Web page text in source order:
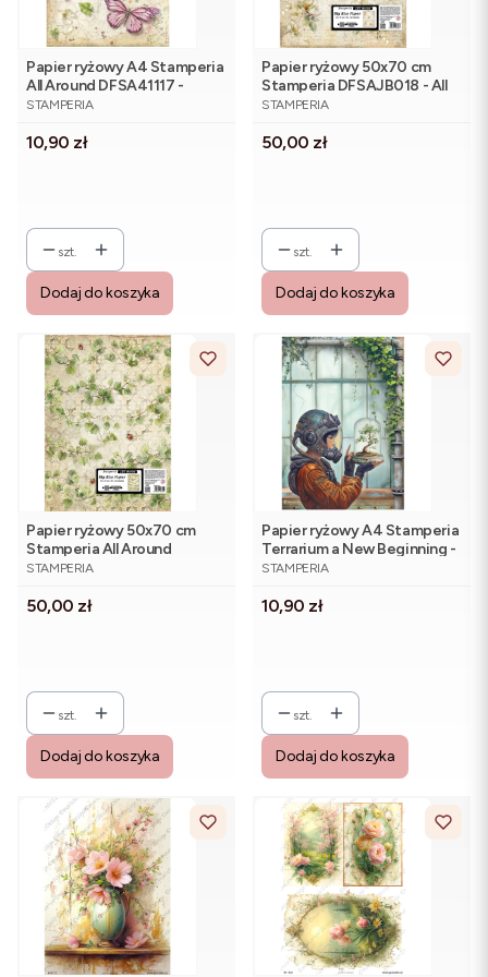
Papier ryżowy A4 Stamperia
All Around DFSA41117 -
motyl, kwiatuszki, spękania
PRODUCENT
STAMPERIA
Cena
10,90 zł
szt.
Dodaj do koszyka
Papier ryżowy 50x70 cm
Stamperia DFSAJB018 - All
Around Kamelia
PRODUCENT
STAMPERIA
Cena
50,00 zł
szt.
Dodaj do koszyka
Papier ryżowy 50x70 cm
Stamperia All Around
DFSAJB016 - Bluszcz
PRODUCENT
STAMPERIA
Cena
50,00 zł
szt.
Dodaj do koszyka
Papier ryżowy A4 Stamperia
Terrarium a New Beginning -
DFSA41106
PRODUCENT
STAMPERIA
Cena
10,90 zł
szt.
Dodaj do koszyka